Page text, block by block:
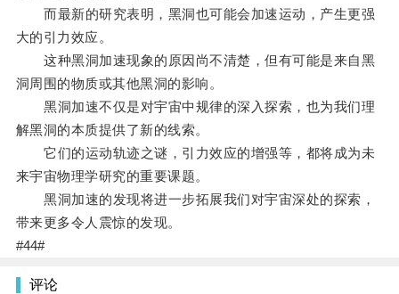
而最新的研究表明，黑洞也可能会加速运动，产生更强
大的引力效应。
这种黑洞加速现象的原因尚不清楚，但有可能是来自黑
洞周围的物质或其他黑洞的影响。
黑洞加速不仅是对宇宙中规律的深入探索，也为我们理
解黑洞的本质提供了新的线索。
它们的运动轨迹之谜，引力效应的增强等，都将成为未
来宇宙物理学研究的重要课题。
黑洞加速的发现将进一步拓展我们对宇宙深处的探索，
带来更多令人震惊的发现。
#44#
评论